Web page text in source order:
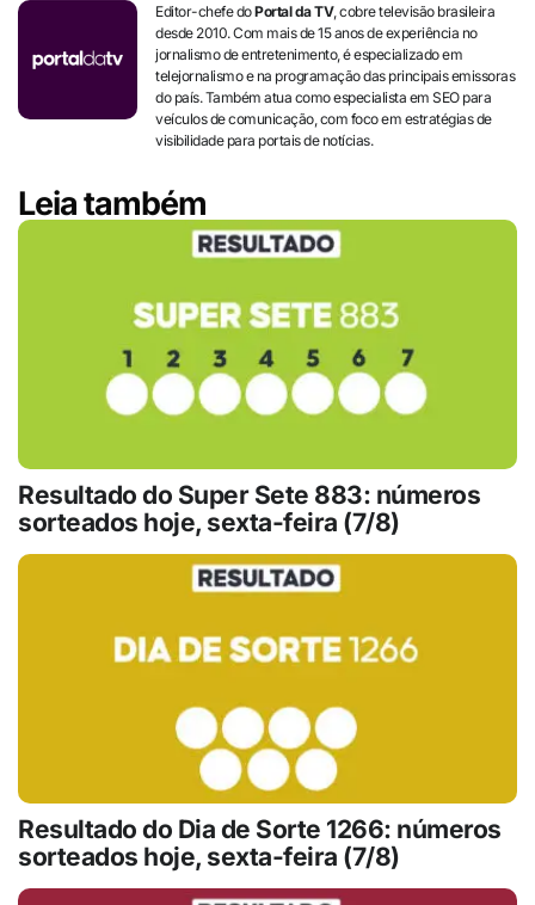
Editor-chefe doPortal da TV, cobre televisão brasileira
desde 2010. Com mais de 15 anos de experiência no
jornalismo de entretenimento, é especializado em
telejornalismo e na programação das principais emissoras
do país. Também atua como especialista em SEO para
veículos de comunicação, com foco em estratégias de
visibilidade para portais de notícias.
Leia também
Resultado do Super Sete 883: números
sorteados hoje, sexta-feira (7/8)
Resultado do Dia de Sorte 1266: números
sorteados hoje, sexta-feira (7/8)